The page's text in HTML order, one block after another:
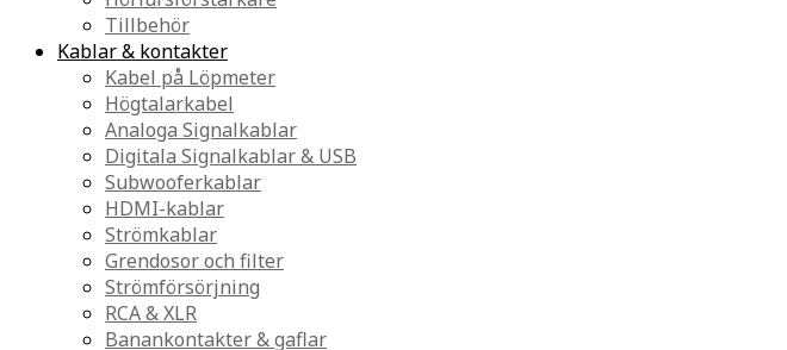
Tillbehör
Kablar & kontakter
Kabel på Löpmeter
Högtalarkabel
Analoga Signalkablar
Digitala Signalkablar & USB
Subwooferkablar
HDMI-kablar
Strömkablar
Grendosor och filter
Strömförsörjning
RCA & XLR
Banankontakter & gaflar